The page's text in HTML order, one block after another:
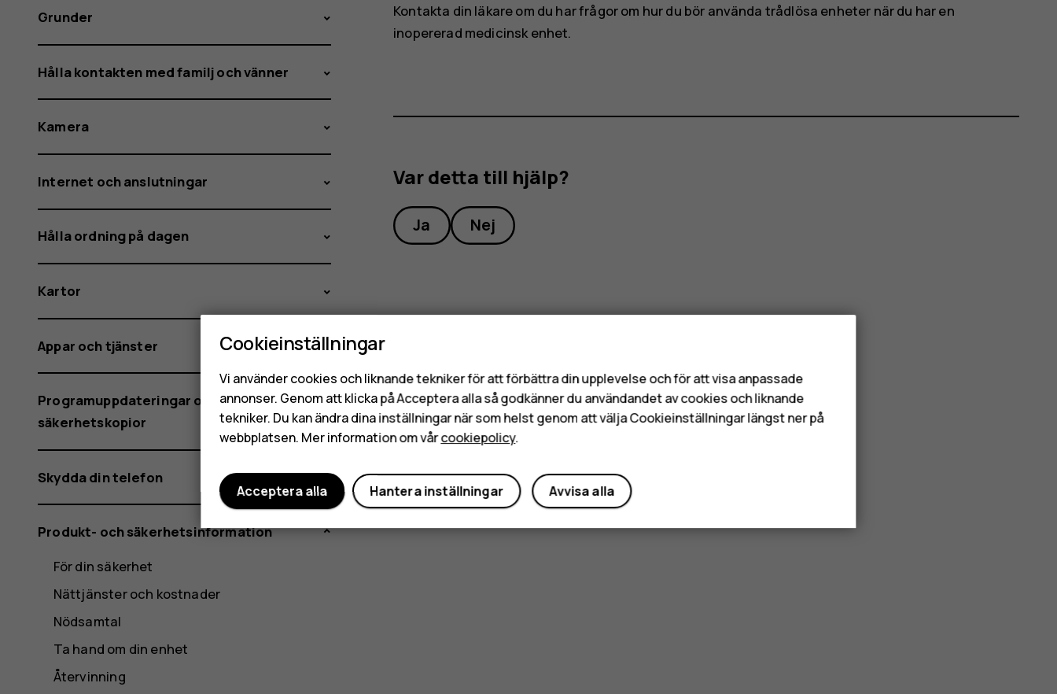
Kontakta din läkare om du har frågor om hur du bör använda trådlösa enheter när du har en
inopererad medicinsk enhet.
Var detta till hjälp?
Ja Nej
Grunder
Hålla kontakten med familj och vänner
Kamera
Internet och anslutningar
Hålla ordning på dagen
Kartor
Appar och tjänster
Programuppdateringar och
säkerhetskopior
Skydda din telefon
Produkt- och säkerhetsinformation
För din säkerhet
Nättjänster och kostnader
Nödsamtal
Ta hand om din enhet
Återvinning
Cookieinställningar
Vi använder cookies och liknande tekniker för att förbättra din upplevelse och för att visa anpassade
annonser. Genom att klicka på Acceptera alla så godkänner du användandet av cookies och liknande
tekniker. Du kan ändra dina inställningar när som helst genom att välja Cookieinställningar längst ner på
webbplatsen. Mer information om vårcookiepolicy.
Avvisa alla
Hantera inställningar
Acceptera alla